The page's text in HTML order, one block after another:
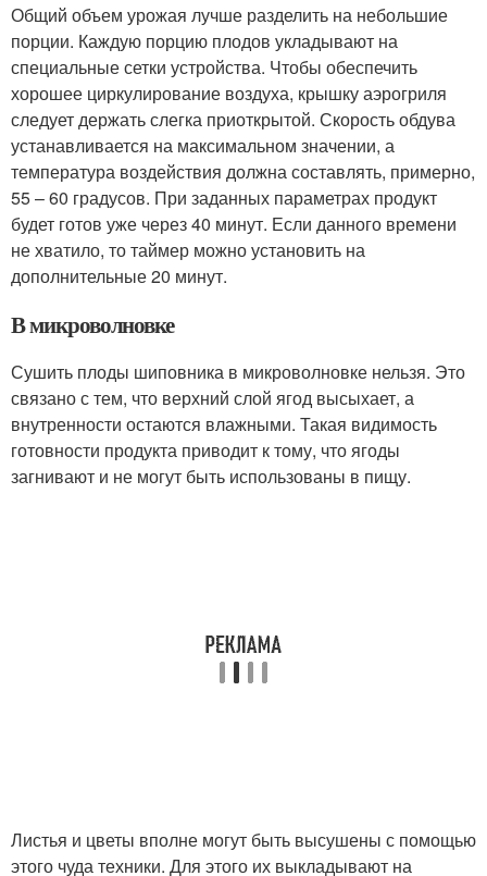
Общий объем урожая лучше разделить на небольшие
порции. Каждую порцию плодов укладывают на
специальные сетки устройства. Чтобы обеспечить
хорошее циркулирование воздуха, крышку аэрогриля
следует держать слегка приоткрытой. Скорость обдува
устанавливается на максимальном значении, а
температура воздействия должна составлять, примерно,
55 – 60 градусов. При заданных параметрах продукт
будет готов уже через 40 минут. Если данного времени
не хватило, то таймер можно установить на
дополнительные 20 минут.
В микроволновке
Сушить плоды шиповника в микроволновке нельзя. Это
связано с тем, что верхний слой ягод высыхает, а
внутренности остаются влажными. Такая видимость
готовности продукта приводит к тому, что ягоды
загнивают и не могут быть использованы в пищу.
Листья и цветы вполне могут быть высушены с помощью
этого чуда техники. Для этого их выкладывают на